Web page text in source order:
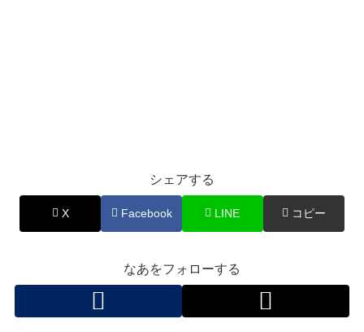
シェアする
X Facebook LINE コピー
なあをフォローする